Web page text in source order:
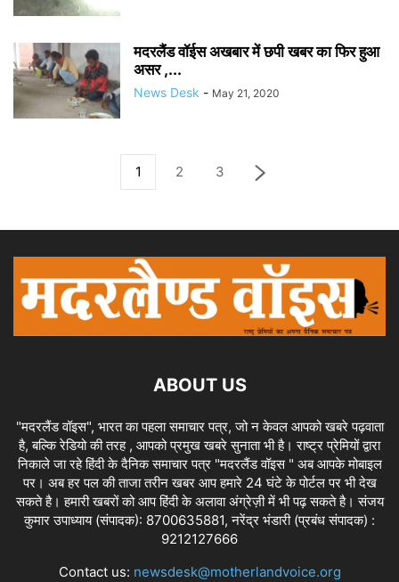
मदरलैंड वॉईस अखबार में छपी खबर का फिर हुआ
असर ,...
News Desk - May 21, 2020
1 2 3
ABOUT US
"मदरलैंड वॉइस", भारत का पहला समाचार पत्र, जो न केवल आपको खबरे पढ़वाता
है, बल्कि रेडियो की तरह , आपको प्रमुख खबरे सुनाता भी है। राष्ट्र प्रेमियों द्वारा
निकाले जा रहे हिंदी के दैनिक समाचार पत्र "मदरलैंड वॉइस " अब आपके मोबाइल
पर। अब हर पल की ताजा तरीन खबर आप हमारे 24 घंटे के पोर्टल पर भी देख
सकते है। हमारी खबरों को आप हिंदी के अलावा अंग्रेज़ी में भी पढ़ सकते है। संजय
कुमार उपाध्याय (संपादक): 8700635881, नरेंद्र भंडारी (प्रबंध संपादक) :
9212127666
Contact us: newsdesk@motherlandvoice.org